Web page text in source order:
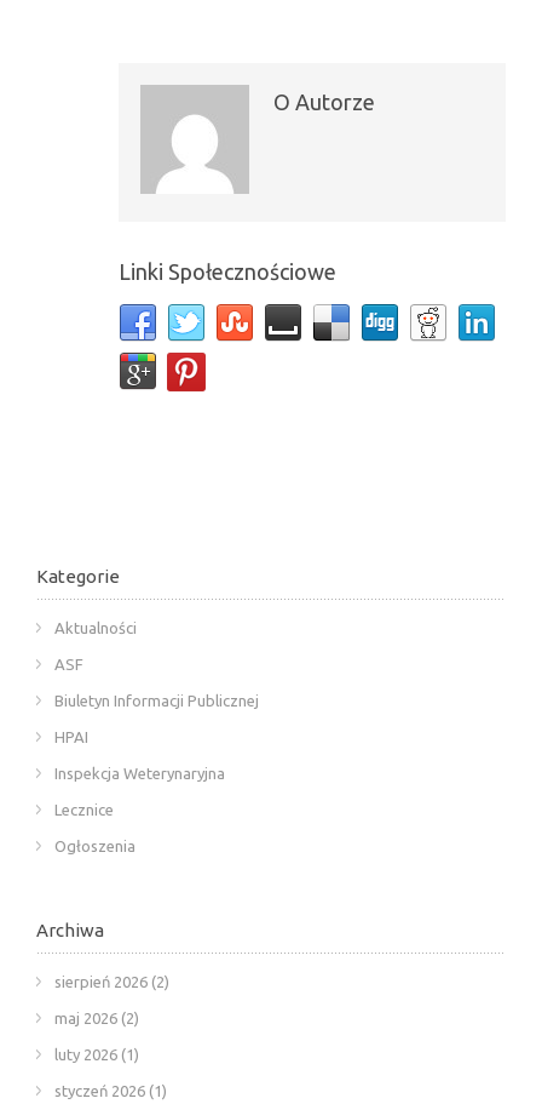
O Autorze
Linki Społecznościowe
Kategorie
Aktualności
ASF
Biuletyn Informacji Publicznej
HPAI
Inspekcja Weterynaryjna
Lecznice
Ogłoszenia
Archiwa
sierpień 2026 (2)
maj 2026 (2)
luty 2026 (1)
styczeń 2026 (1)